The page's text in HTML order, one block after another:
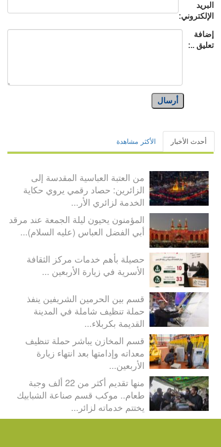
البريد
الإلكتروني:
إضافة
تعليق ..:
أرسال
أحدث الأخبار الأكثر مشاهدة
من العتبة العباسية المقدسة إلى
الزائرين: حصاد رقمي يروي حكاية
الخدمة لزائري الأر...
المؤمنون يحيون ليلة الجمعة عند مرقد
أبي الفضل العباس (عليه السلام)...
حصيلة بأهم خدمات مركز الثقافة
الأسرية في زيارة الأربعين ...
قسم بين الحرمين الشريفين ينفذ
حملة تنظيف شاملة في المدينة
القديمة بكربلاء...
قسم المخازن يباشر حملة تنظيف
معداته وإدامتها بعد انتهاء زيارة
الأربعين...
منها تقديم أكثر من 22 ألف وجبة
طعام.. موكب قسم صناعة الشبابيك
يختتم خدماته لزائر...